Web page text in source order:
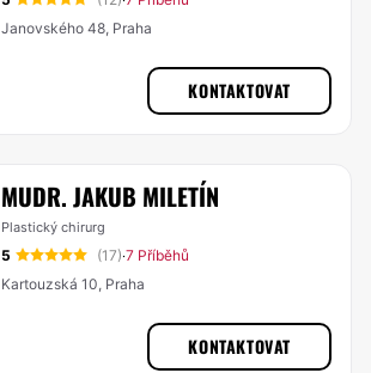
Janovského 48, Praha
KONTAKTOVAT
MUDR. JAKUB MILETÍN
Plastický chirurg
5 (17)·7 Příběhů
Kartouzská 10, Praha
KONTAKTOVAT